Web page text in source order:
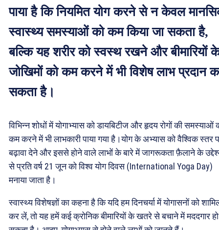
पाया है कि नियमित योग करने से न केवल
स्वास्थ्य समस्याओं को कम किया जा सकता है,
बल्कि यह शरीर को स्वस्थ रखने और बीमारियों
जोखिमों को कम करने में भी विशेष लाभ प्रदान
सकता है।
विभिन्न शोधों में योगाभ्यास को डायबिटीज और हृदय रोगों की समस्याओं
कम करने में भी लाभकारी पाया गया है।योग के अभ्यास को वैश्विक स्तर
बढ़ावा देने और इससे होने वाले लाभों के बारे में जागरूकता फ़ैलाने के
से प्रति वर्ष 21 जून को विश्व योग दिवस (International Yoga Day)
मनाया जाता है।
स्वास्थ्य विशेषज्ञों का कहना है कि यदि हम दिनचर्या में योगासनों को
कर लें, तो यह हमें कई क्रोनिक बीमारियों के खतरे से बचाने में मददगार हो